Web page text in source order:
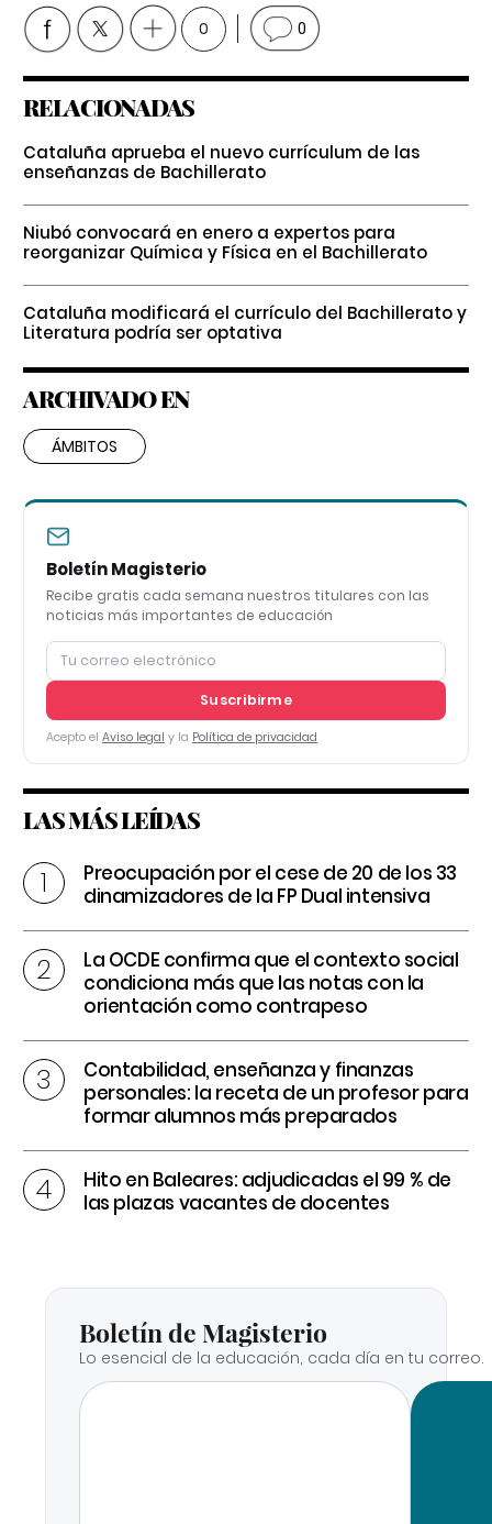
0 0
RELACIONADAS
Cataluña aprueba el nuevo currículum de las
enseñanzas de Bachillerato
Niubó convocará en enero a expertos para
reorganizar Química y Física en el Bachillerato
Cataluña modificará el currículo del Bachillerato y
Literatura podría ser optativa
ARCHIVADO EN
ÁMBITOS
Boletín Magisterio
Recibe gratis cada semana nuestros titulares con las
noticias más importantes de educación
Suscribirme
Acepto el Aviso legal y la Política de privacidad
LAS MÁS LEÍDAS
Preocupación por el cese de 20 de los 33
dinamizadores de la FP Dual intensiva
La OCDE confirma que el contexto social
condiciona más que las notas con la
orientación como contrapeso
Contabilidad, enseñanza y finanzas
personales: la receta de un profesor para
formar alumnos más preparados
Hito en Baleares: adjudicadas el 99 % de
las plazas vacantes de docentes
Boletín de Magisterio
Lo esencial de la educación, cada día en tu correo.